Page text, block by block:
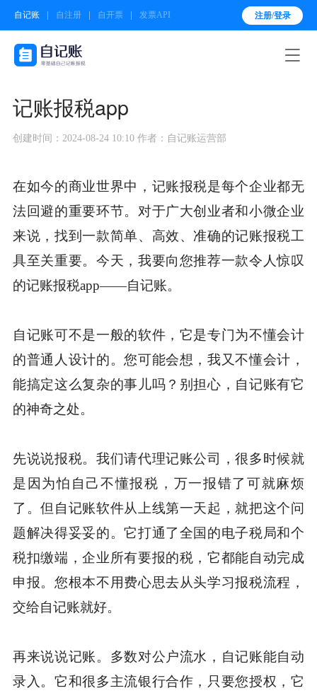
自记账 自注册 自开票 发票API 注册/登录

记账报税app
创建时间：2024-08-24 10:10 作者：自记账运营部
在如今的商业世界中，记账报税是每个企业都无
法回避的重要环节。对于广大创业者和小微企业
来说，找到一款简单、高效、准确的记账报税工
具至关重要。今天，我要向您推荐一款令人惊叹
的记账报税app——自记账。
自记账可不是一般的软件，它是专门为不懂会计
的普通人设计的。您可能会想，我又不懂会计，
能搞定这么复杂的事儿吗？别担心，自记账有它
的神奇之处。
先说说报税。我们请代理记账公司，很多时候就
是因为怕自己不懂报税，万一报错了可就麻烦
了。但自记账软件从上线第一天起，就把这个问
题解决得妥妥的。它打通了全国的电子税局和个
税扣缴端，企业所有要报的税，它都能自动完成
申报。您根本不用费心思去从头学习报税流程，
交给自记账就好。
再来说说记账。多数对公户流水，自记账能自动
录入。它和很多主流银行合作，只要您授权，它